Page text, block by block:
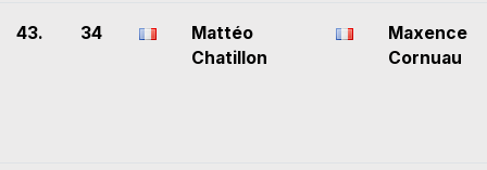
43. 34
Mattéo
Chatillon
Maxence
Cornuau